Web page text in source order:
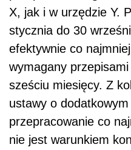
X, jak i w urzędzie Y.
stycznia do 30
efektywnie co najmniej
wymagany
sześciu miesięcy. Z
ustawy o
przepracowanie co
nie jest warunkiem